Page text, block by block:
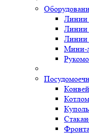
Линии
Линии
Линии
Мини-